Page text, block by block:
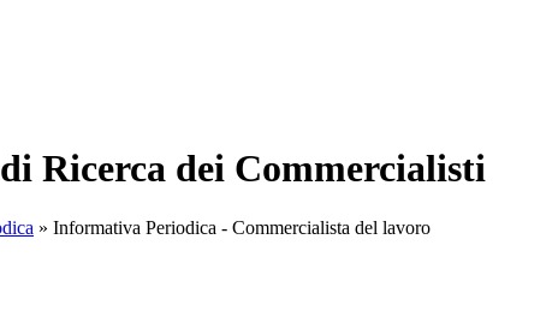
Ricerca dei Commercialisti
» Informativa Periodica - Commercialista del lavoro